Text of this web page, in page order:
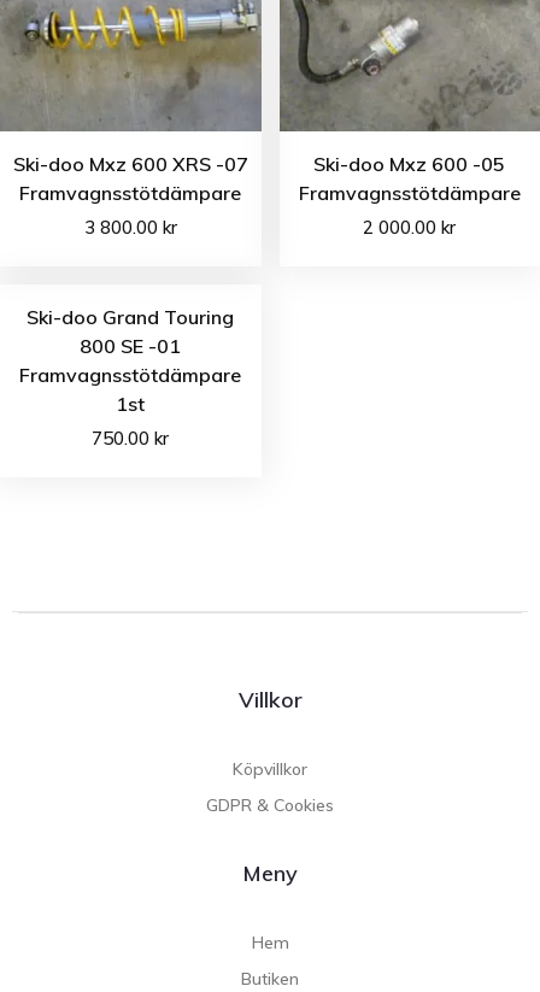
Ski-doo Mxz 600 XRS -07
Framvagnsstötdämpare
3 800.00 kr
Ski-doo Mxz 600 -05
Framvagnsstötdämpare
2 000.00kr
Ski-doo Grand Touring
800 SE -01
Framvagnsstötdämpare
1st
750.00kr
Villkor
Köpvillkor
GDPR & Cookies
Meny
Hem
Butiken